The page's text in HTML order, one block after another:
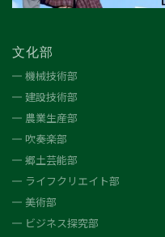
文化部
機械技術部
建設技術部
農業生産部
吹奏楽部
郷土芸能部
ライフクリエイト部
美術部
ビジネス探究部